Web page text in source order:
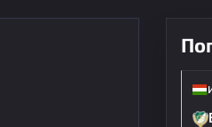
Чемпионат Венгрии: